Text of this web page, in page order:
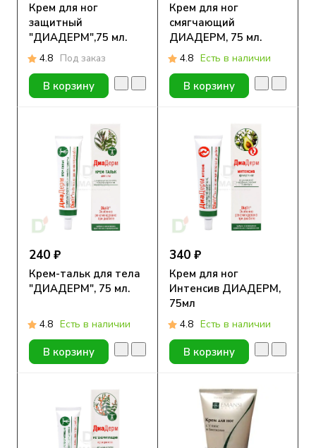
Крем для ног
защитный
"ДИАДЕРМ",75 мл.
4.8 Под заказ
В корзину
Крем для ног
смягчающий
ДИАДЕРМ, 75 мл.
4.8 Есть в наличии
В корзину
240 ₽
Крем-тальк для тела
"ДИАДЕРМ", 75 мл.
4.8 Есть в наличии
В корзину
340 ₽
Крем для ног
Интенсив ДИАДЕРМ,
75мл
4.8 Есть в наличии
В корзину